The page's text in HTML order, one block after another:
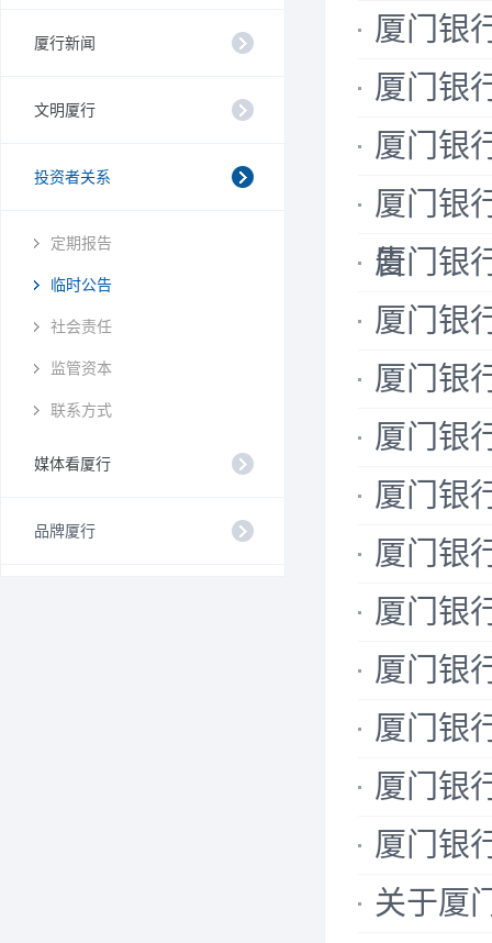
厦行新闻
文明厦行
投资者关系
定期报告
临时公告
社会责任
监管资本
联系方式
媒体看厦行
品牌厦行
厦门银
厦门银
厦门银
厦门银
告
厦门银
厦门银
厦门银
厦门银
厦门银
厦门银
厦门银
厦门银
厦门银
厦门银
厦门银
关于厦